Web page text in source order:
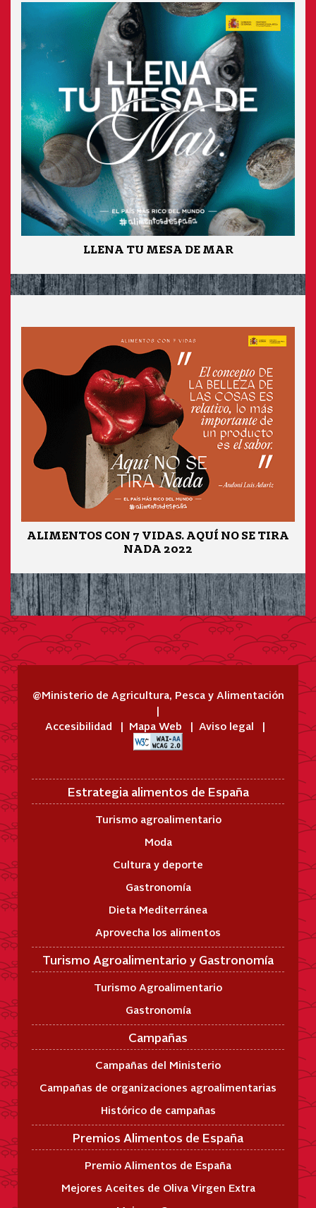
LLENA TU MESA DE MAR
ALIMENTOS CON 7 VIDAS. AQUÍ NO SE TIRA
NADA 2022
@Ministerio de Agricultura, Pesca y Alimentación
Accesibilidad Mapa Web Aviso legal
Estrategia alimentos de España
Turismo agroalimentario
Moda
Cultura y deporte
Gastronomía
Dieta Mediterránea
Aprovecha los alimentos
Turismo Agroalimentario y Gastronomía
Turismo Agroalimentario
Gastronomía
Campañas
Campañas del Ministerio
Campañas de organizaciones agroalimentarias
Histórico de campañas
Premios Alimentos de España
Premio Alimentos de España
Mejores Aceites de Oliva Virgen Extra